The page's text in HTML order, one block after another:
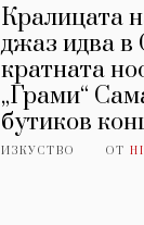
Кралицата
джаз идва в
кратната
„Грами“
бутиков
ИЗКУСТВО ОТ